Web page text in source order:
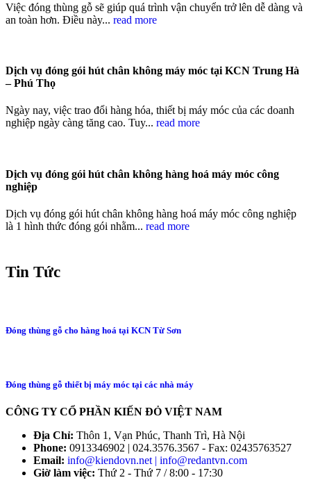
Việc đóng thùng gỗ sẽ giúp quá trình vận chuyển trở lên dễ dàng và
an toàn hơn. Điều này... read more
Dịch vụ đóng gói hút chân không máy móc tại KCN Trung Hà
– Phú Thọ
Ngày nay, việc trao đổi hàng hóa, thiết bị máy móc của các doanh
nghiệp ngày càng tăng cao. Tuy... read more
Dịch vụ đóng gói hút chân không hàng hoá máy móc công
nghiệp
Dịch vụ đóng gói hút chân không hàng hoá máy móc công nghiệp
là 1 hình thức đóng gói nhằm... read more
Tin Tức
Đóng thùng gỗ cho hàng hoá tại KCN Từ Sơn
Đóng thùng gỗ thiết bị máy móc tại các nhà máy
CÔNG TY CỔ PHẦN KIẾN ĐỎ VIỆT NAM
Địa Chỉ: Thôn 1, Vạn Phúc, Thanh Trì, Hà Nội
Phone: 0913346902 | 024.3576.3567 - Fax: 02435763527
Email: info@kiendovn.net | info@redantvn.com
Giờ làm việc: Thứ 2 - Thứ 7 / 8:00 - 17:30